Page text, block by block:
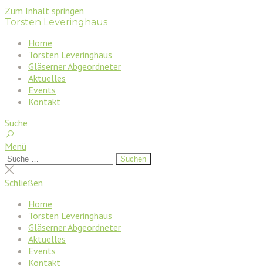
Zum Inhalt springen
Torsten Leveringhaus
Home
Torsten Leveringhaus
Gläserner Abgeordneter
Aktuelles
Events
Kontakt
Suche
Menü
Suchen
nach:
Suchen
Suche
schließen
Schließen
Home
Torsten Leveringhaus
Gläserner Abgeordneter
Aktuelles
Events
Kontakt